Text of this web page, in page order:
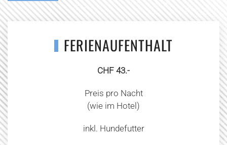
FERIENAUFENTHALT
CHF 43.-
Preis pro Nacht
(wie im Hotel)
inkl. Hundefutter